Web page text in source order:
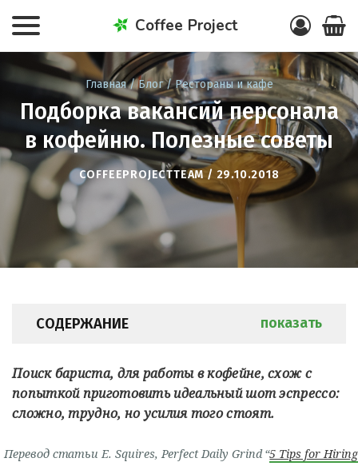
Coffee Project
Главная/Блог/Рестораны и кафе
Подборка вакансий персонала
в кофейню. Полезные советы
COFFEEPROJECTTEAM / 29.10.2018
СОДЕРЖАНИЕ показать
Поиск бариста, для работы в кофейне, схож с
попыткой приготовить идеальный шот эспрессо:
сложно, трудно, но усилия того стоят.
Перевод статьи E. Squires, Perfect Daily Grind “5 Tips for Hiring